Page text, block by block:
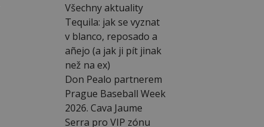
Všechny aktuality
Tequila: jak se vyznat
v blanco, reposado a
añejo (a jak ji pít jinak
než na ex)
Don Pealo partnerem
Prague Baseball Week
2026. Cava Jaume
Serra pro VIP zónu